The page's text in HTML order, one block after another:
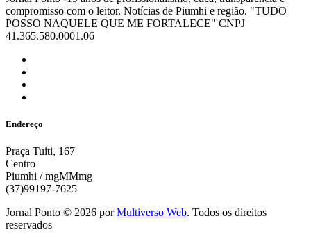
compromisso com o leitor. Notícias de Piumhi e região. "TUDO
POSSO NAQUELE QUE ME FORTALECE" CNPJ
41.365.580.0001.06
Endereço
Praça Tuiti, 167
Centro
Piumhi / mgMMmg
(37)99197-7625
Jornal Ponto © 2026 porMultiverso Web. Todos os direitos
reservados